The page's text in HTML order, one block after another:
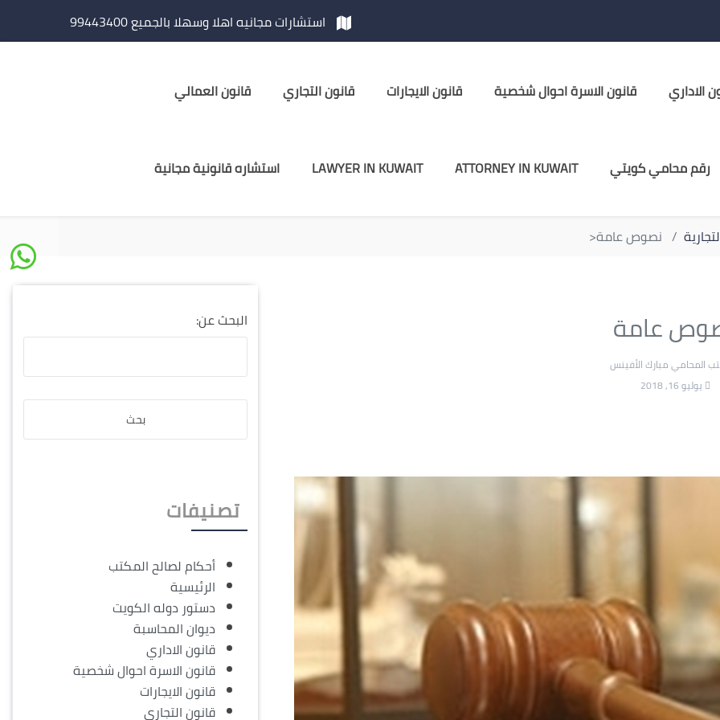
استشارات مجانيه اهلا وسهلا بالجميع 99443400
الاداري قانون الاسرة احوال شخصية قانون الايجارات قانون التجاري قانون العمالي
رقم محامي كويتي ATTORNEY IN KUWAIT
LAWYER IN KUWAIT استشاره قانونية مجانية
نصوص عامة<
عامة
المحامي مبارك الأفينس
يوليو 16, 2018
البحث عن:
تصنيفات
أحكام لصالح المكتب
الرئيسية
دستور دوله الكويت
ديوان المحاسبة
قانون الاداري
قانون الاسرة احوال شخصية
قانون الايجارات
قانون التجاري